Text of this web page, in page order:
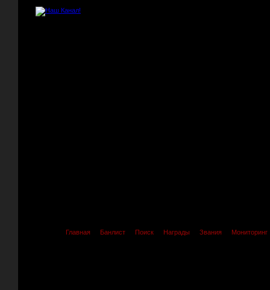
Главная Банлист Поиск Награды Звания Мониторинг